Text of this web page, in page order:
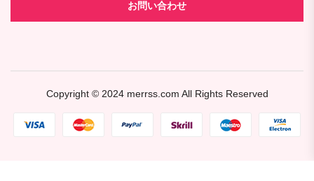
お問い合わせ
Copyright © 2024 merrss.com All Rights Reserved